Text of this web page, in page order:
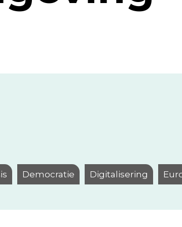
Democratie Digitalisering